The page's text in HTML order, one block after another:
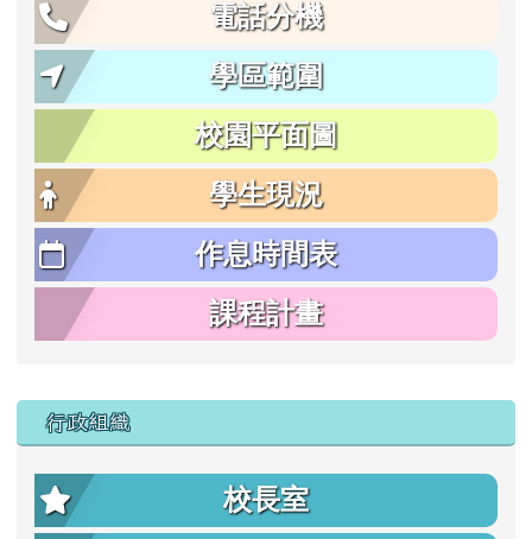
電話分機
學區範圍
校園平面圖
學生現況
作息時間表
課程計畫
行政組織
校長室